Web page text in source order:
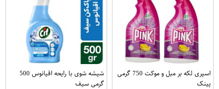
اسپری لکه بر مبل و موکت 750 گرمی
پینک
شیشه شوی با رایحه اقیانوس 500
گرمی سیف